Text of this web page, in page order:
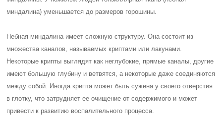
миндалина) уменьшается до размеров горошины.
Небная миндалина имеет сложную структуру. Она состоит из
множества каналов, называемых криптами или лакунами.
Некоторые крипты выглядят как неглубокие, прямые каналы, другие
имеют большую глубину и ветвятся, а некоторые даже соединяются
между собой. Иногда крипта может быть сужена у своего отверстия
в глотку, что затрудняет ее очищение от содержимого и может
привести к развитию воспалительного процесса.